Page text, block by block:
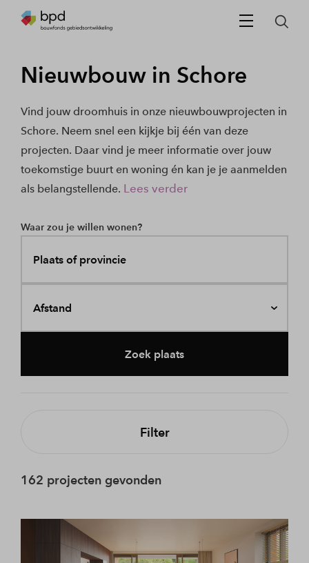
Nieuwbouw in Schore
Vind jouw droomhuis in onze nieuwbouwprojecten in
Schore. Neem snel een kijkje bij één van deze
projecten. Daar vind je meer informatie over jouw
toekomstige buurt en woning én kan je je aanmelden
als belangstellende. Lees verder
Waar zou je willen wonen?
Plaats of provincie
Afstand
Zoek plaats
Filter
162 projecten gevonden